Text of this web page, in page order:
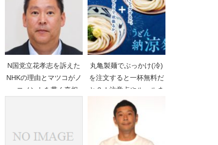
キ】
N国党立花孝志を訴えた
NHKの理由とマツコがノ
ーコメントを貫く真相
丸亀製麺でぶっかけ(冷)
を注文すると一杯無料だ
と？！注意点やルールま
とめ【うどん納涼祭】